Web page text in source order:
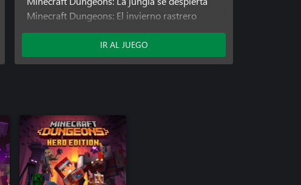
Minecraft Dungeons: El invierno rastrero
Minecraft Dungeons: Montañas aulladoras
Minecraft Dungeons: Las llamas del
inframundo
Contenido descargable: Héroe
IR AL JUEGO